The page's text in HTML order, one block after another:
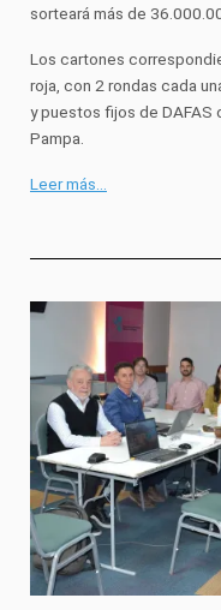
sorteará más de
Los cartones
roja, con 2 rondas cada
y puestos fijos de DAFAS
Pampa.
Leer más…